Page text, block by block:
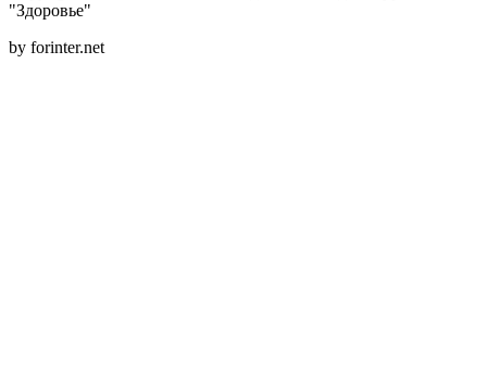
"Здоровье"
by forinter.net